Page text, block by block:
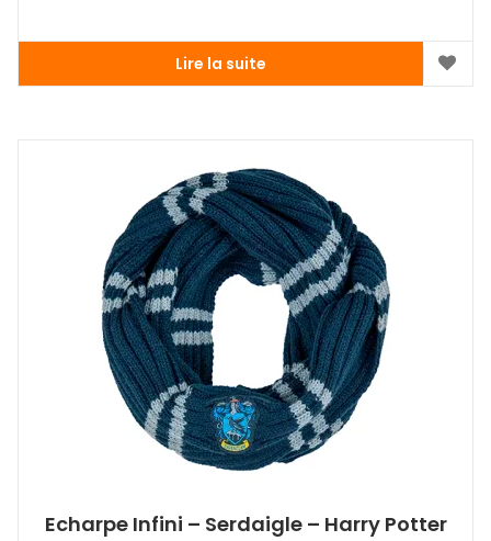
Lire la suite
Echarpe Infini – Serdaigle – Harry Potter